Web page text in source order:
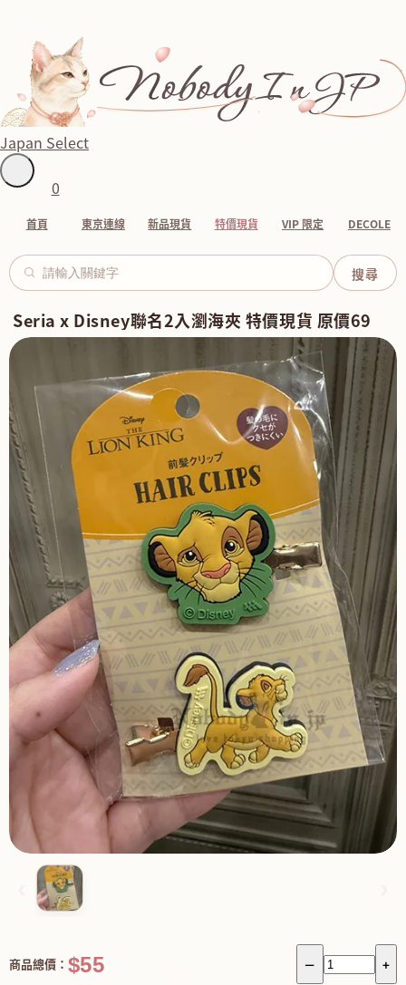
Japan Select
0
首頁 東京連線 新品現貨 特價現貨 VIP 限定 DECOLE
Seria x Disney聯名2入瀏海夾 特價現貨 原價69
－ +
商品總價： $55